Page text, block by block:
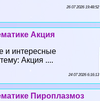
26 07 2026 19:48:52
Акция
и интересные
Акция ....
24 07 2026 6:16:13
Пироплазмоз